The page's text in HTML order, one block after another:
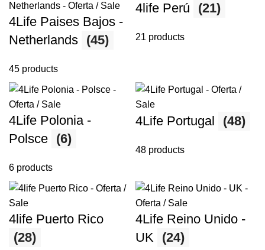
4Life Paises Bajos -
Netherlands (45)
45 products
4life Perú (21)
21 products
4Life Polonia -
Polsce (6)
6 products
4Life Portugal (48)
48 products
4life Puerto Rico
(28)
4Life Reino Unido -
UK (24)